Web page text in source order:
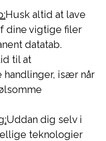
Husk altid at lave
dine vigtige filer
datatab.
til at
især når
Uddan dig selv i
teknologier